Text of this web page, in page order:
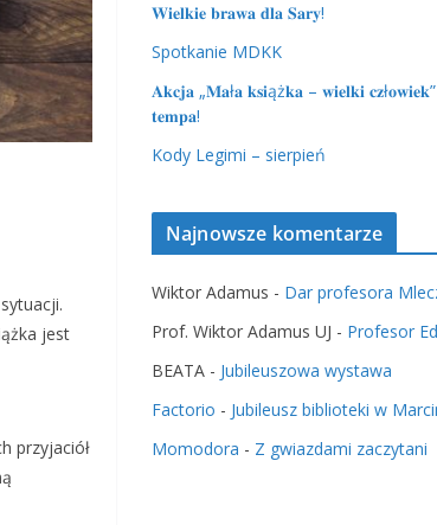
jest
przyjaciół
𝐖𝐢𝐞𝐥𝐤𝐢𝐞 𝐛𝐫𝐚𝐰𝐚 𝐝𝐥𝐚 𝐒𝐚𝐫𝐲!
Spotkanie MDKK
𝐀𝐤𝐜𝐣𝐚 „𝐌𝐚ł𝐚 𝐤𝐬𝐢ąż𝐤𝐚 – 𝐰𝐢𝐞𝐥𝐤𝐢
𝐭𝐞𝐦𝐩𝐚!
Kody Legimi – sierpień
Najnowsze komentarze
Wiktor Adamus - Dar profesora
Prof. Wiktor Adamus UJ - Profesor
BEATA - Jubileuszowa wystawa
Factorio - Jubileusz biblioteki w
Momodora - Z gwiazdami zaczytani